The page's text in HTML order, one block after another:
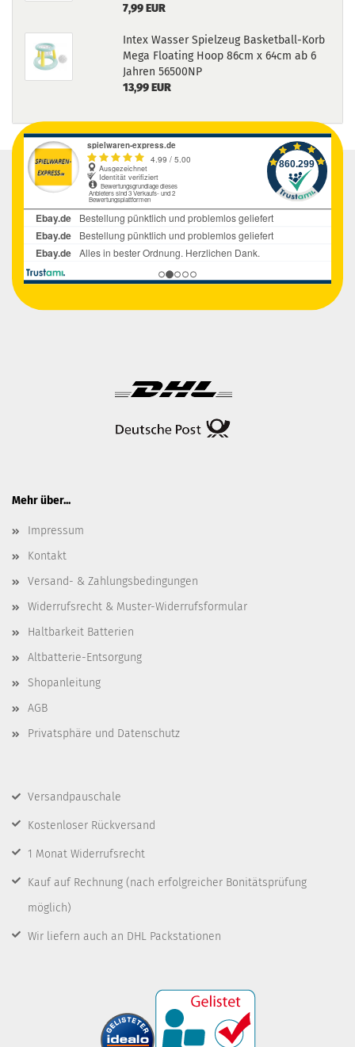
7,99 EUR
Intex Wasser Spielzeug Basketball-Korb
Mega Floating Hoop 86cm x 64cm ab 6
Jahren 56500NP
13,99 EUR
Mehr über...
Impressum
Kontakt
Versand- & Zahlungsbedingungen
Widerrufsrecht & Muster-Widerrufsformular
Haltbarkeit Batterien
Altbatterie-Entsorgung
Shopanleitung
AGB
Privatsphäre und Datenschutz
Versandpauschale
Kostenloser Rückversand
1 Monat Widerrufsrecht
Kauf auf Rechnung (nach erfolgreicher Bonitätsprüfung
möglich)
Wir liefern auch an DHL Packstationen